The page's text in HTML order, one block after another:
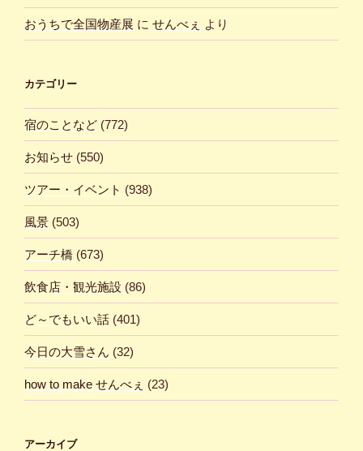
おうちで全国物産展 に せんべぇ より
カテゴリー
宿のことなど (772)
お知らせ (550)
ツアー・イベント (938)
風景 (503)
アーチ橋 (673)
飲食店・観光施設 (86)
ど～でもいい話 (401)
今日の大雪さん (32)
how to make せんべぇ (23)
アーカイブ